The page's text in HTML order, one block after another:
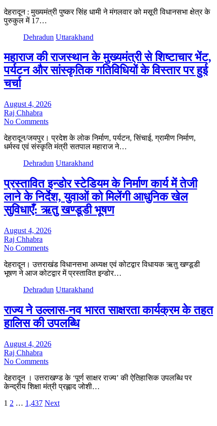
देहरादून : मुख्यमंत्री पुष्कर सिंह धामी ने मंगलवार को मसूरी विधानसभा क्षेत्र के
पुरुकुल में 17…
Dehradun Uttarakhand
महाराज की राजस्थान के मुख्यमंत्री से शिष्टाचार भेंट,
पर्यटन और सांस्कृतिक गतिविधियों के विस्तार पर हुई
चर्चा
August 4, 2026
Raj Chhabra
No Comments
देहरादून/जयपुर। प्रदेश के लोक निर्माण, पर्यटन, सिंचाई, ग्रामीण निर्माण,
धर्मस्व एवं संस्कृति मंत्री सतपाल महाराज ने…
Dehradun Uttarakhand
प्रस्तावित इन्डोर स्टेडियम के निर्माण कार्य में तेजी
लाने के निर्देश, युवाओं को मिलेंगी आधुनिक खेल
सुविधाएँ: ऋतु खण्डूडी भूषण
August 4, 2026
Raj Chhabra
No Comments
देहरादून। उत्तराखंड विधानसभा अध्यक्ष एवं कोटद्वार विधायक ऋतु खण्डूडी
भूषण ने आज कोटद्वार में प्रस्तावित इन्डोर…
Dehradun Uttarakhand
राज्य ने उल्लास-नव भारत साक्षरता कार्यक्रम के तहत
हालिस की उपलब्धि
August 4, 2026
Raj Chhabra
No Comments
देहरादून । उत्तराखण्ड के ‘पूर्ण साक्षर राज्य’ की ऐतिहासिक उपलब्धि पर
केन्द्रीय शिक्षा मंत्री प्रह्लाद जोशी…
Posts
1 2 … 1,437 Next